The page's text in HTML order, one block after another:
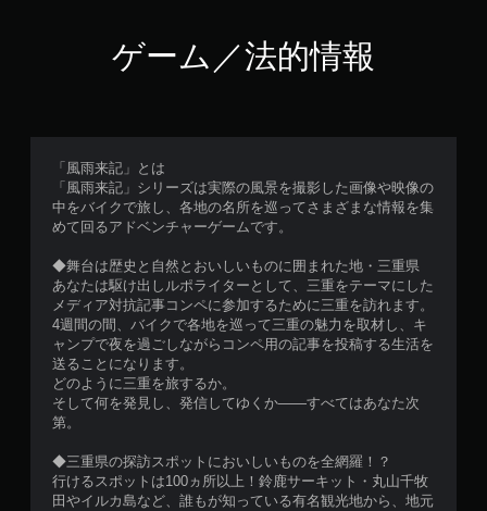
ゲーム／法的情報
「風雨来記」とは
「風雨来記」シリーズは実際の風景を撮影した画像や映像の
中をバイクで旅し、各地の名所を巡ってさまざまな情報を集
めて回るアドベンチャーゲームです。
◆舞台は歴史と自然とおいしいものに囲まれた地・三重県
あなたは駆け出しルポライターとして、三重をテーマにした
メディア対抗記事コンペに参加するために三重を訪れます。
4週間の間、バイクで各地を巡って三重の魅力を取材し、キ
ャンプで夜を過ごしながらコンペ用の記事を投稿する生活を
送ることになります。
どのように三重を旅するか。
そして何を発見し、発信してゆくか――すべてはあなた次
第。
◆三重県の探訪スポットにおいしいものを全網羅！？
行けるスポットは100ヵ所以上！鈴鹿サーキット・丸山千牧
田やイルカ島など、誰もが知っている有名観光地から、地元